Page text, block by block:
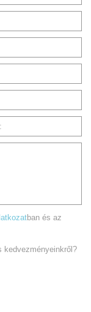
ban és az
kedvezményeinkről?